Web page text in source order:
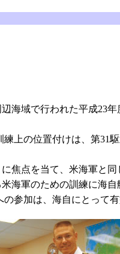
海域で行われた平成23
上の位置付けは、第31
焦点を当て、米海軍と
海軍のための訓練に海
参加は、海自にとって有